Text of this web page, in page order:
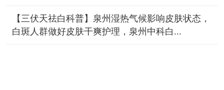
【三伏天祛白科普】泉州湿热气候影响皮肤状态，
白斑人群做好皮肤干爽护理，泉州中科白...